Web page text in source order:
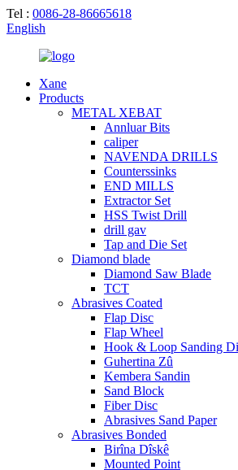
Tel : 0086-28-86665618
English
Xane
Products
METAL XEBAT
Annluar Bits
caliper
NAVENDA DRILLS
Counterssinks
END MILLS
Extractor Set
HSS Twist Drill
drill gav
Tap and Die Set
Diamond blade
Diamond Saw Blade
TCT
Abrasives Coated
Flap Disc
Flap Wheel
Hook & Loop Sanding
Guhertina Zû
Kembera Sandin
Sand Block
Fiber Disc
Abrasives Sand Paper
Abrasives Bonded
Birîna Dîskê
Mounted Point